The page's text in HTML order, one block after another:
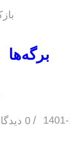
برگه‌ها
/ 0 دیدگاه